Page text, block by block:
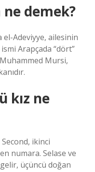
demek?
el-Adeviyye, ailesinin
Arapçada “dört”
Mursi,
kız ne
ikinci
numara. Selase ve
üçüncü doğan